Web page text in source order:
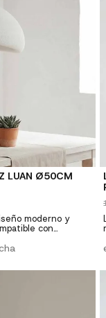
LUAN Ø50CM
moderno y
con